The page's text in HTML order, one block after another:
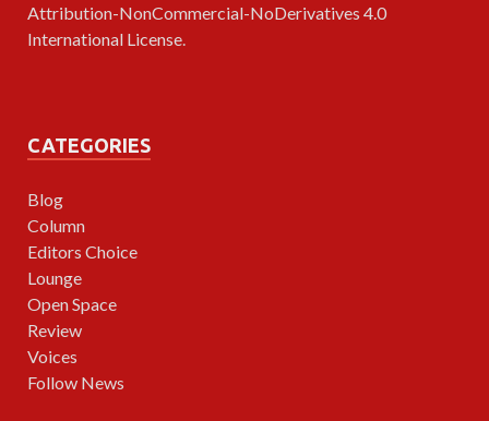
Attribution-NonCommercial-NoDerivatives 4.0
International License
CATEGORIES
Blog
Column
Editors Choice
Lounge
Open Space
Review
Voices
Follow News